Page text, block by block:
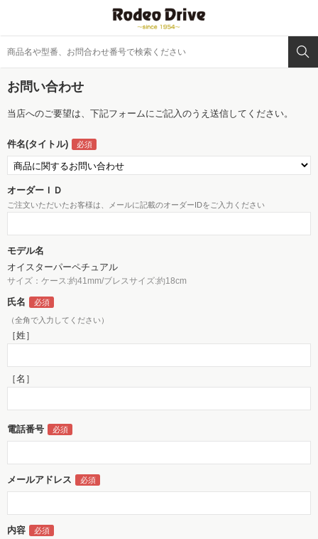
お問い合わせ
当店へのご要望は、下記フォームにご記入のうえ送信してください。
件名(タイトル)
オーダーＩＤ
ご注文いただいたお客様は、メールに記載のオーダーIDをご入力ください
モデル名
オイスターパーペチュアル
サイズ：ケース:約41mm/ブレスサイズ:約18cm
氏名
（全角で入力してください）
［姓］
［名］
電話番号
メールアドレス
内容